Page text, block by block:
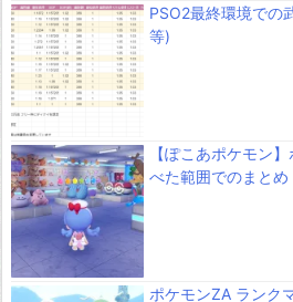
PSO2最終環境での
等)
【ぽこあポケモン
べた範囲でのまとめ
ポケモンZA ランク